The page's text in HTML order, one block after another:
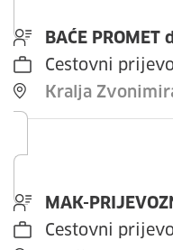
Kralja
BAĆE PROMET
Cestovni
MAK-
Cestovni